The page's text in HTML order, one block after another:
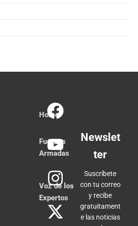
Home
Fuerzas
Armadas
Voz de los
Expertos
Newslet
ter
Suscríbete
con tu correo
y recibe
gratuitament
e las noticias